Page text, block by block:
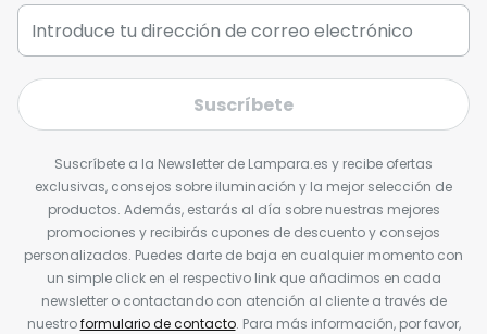
Suscríbete
Suscríbete a la Newsletter de Lampara.es y recibe ofertas
exclusivas, consejos sobre iluminación y la mejor selección de
productos. Además, estarás al día sobre nuestras mejores
promociones y recibirás cupones de descuento y consejos
personalizados. Puedes darte de baja en cualquier momento con
un simple click en el respectivo link que añadimos en cada
newsletter o contactando con atención al cliente a través de
nuestroformulario de contacto. Para más información, por favor,